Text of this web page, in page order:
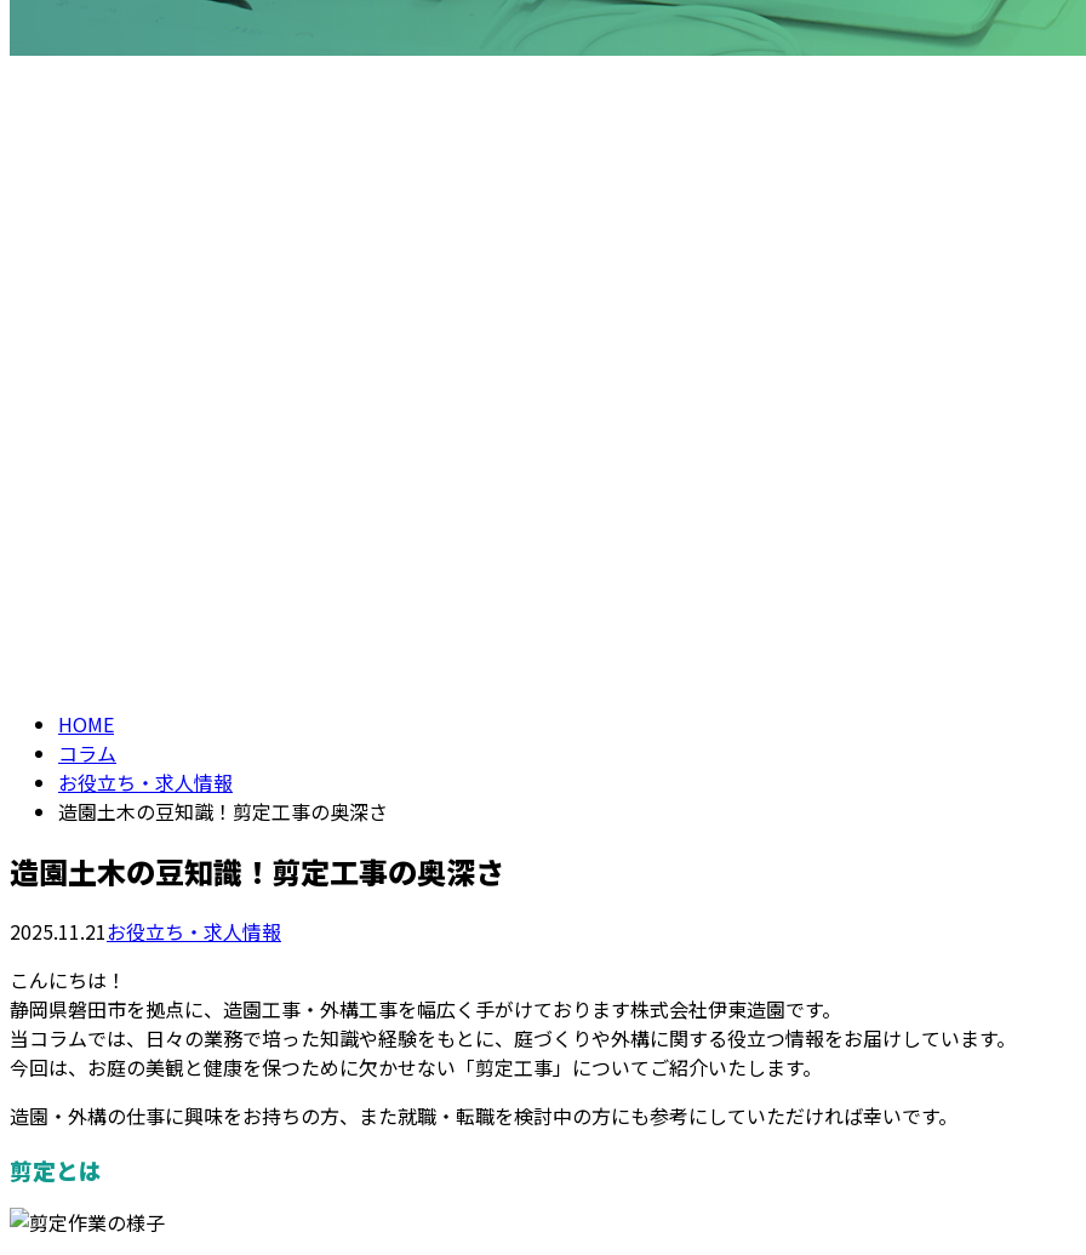
HOME
コラム
お役立ち・求人情報
造園土木の豆知識！剪定工事の奥深さ
造園土木の豆知識！剪定工事の奥深さ
2025.11.21お役立ち・求人情報
こんにちは！
静岡県磐田市を拠点に、造園工事・外構工事を幅広く手がけております株式会社伊東造園です。
当コラムでは、日々の業務で培った知識や経験をもとに、庭づくりや外構に関する役立つ情報をお届けしています。
今回は、お庭の美観と健康を保つために欠かせない「剪定工事」についてご紹介いたします。
造園・外構の仕事に興味をお持ちの方、また就職・転職を検討中の方にも参考にしていただければ幸いです。
剪定とは